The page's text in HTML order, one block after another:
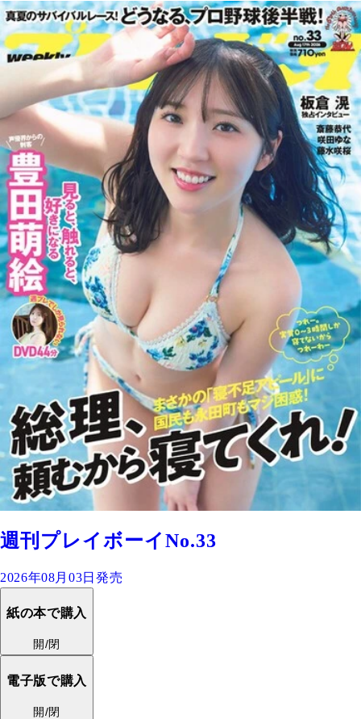
週刊プレイボーイNo.33
2026年08月03日発売
紙の本で購入
開/閉
電子版で購入
開/閉